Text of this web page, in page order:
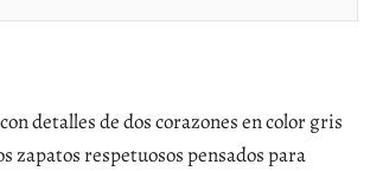
detalles de dos corazones en color gris
zapatos respetuosos pensados para